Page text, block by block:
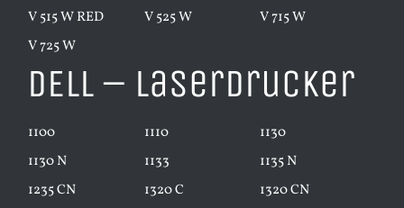
V 515 W RED
V 525 W
V 715 W
V 725 W
DELL – Laserdrucker
1100 1110
1130
1130 N
1133
1135 N
1235 CN
1320 C
1320 CN